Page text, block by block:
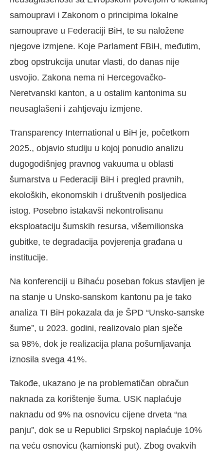
samoupravi i Zakonom o principima lokalne
samouprave u Federaciji BiH, te su naložene
njegove izmjene. Koje Parlament FBiH, međutim,
zbog opstrukcija unutar vlasti, do danas nije
usvojio. Zakona nema ni Hercegovačko-
Neretvanski kanton, a u ostalim kantonima su
neusaglašeni i zahtjevaju izmjene.
Transparency International u BiH je, početkom
2025., objavio studiju u kojoj ponudio analizu
dugogodišnjeg pravnog vakuuma u oblasti
šumarstva u Federaciji BiH i pregled pravnih,
ekoloških, ekonomskih i društvenih posljedica
istog. Posebno istakavši nekontrolisanu
eksploataciju šumskih resursa, višemilionska
gubitke, te degradacija povjerenja građana u
institucije.
Na konferenciji u Bihaću poseban fokus stavljen je
na stanje u Unsko-sanskom kantonu pa je tako
analiza TI BiH pokazala da je ŠPD “Unsko-sanske
šume”, u 2023. godini, realizovalo plan sječe
sa 98%, dok je realizacija plana pošumljavanja
iznosila svega 41%.
Takođe, ukazano je na problematičan obračun
naknada za korištenje šuma. USK naplaćuje
naknadu od 9% na osnovicu cijene drveta “na
panju”, dok se u Republici Srpskoj naplaćuje 10%
na veću osnovicu (kamionski put). Zbog ovakvih